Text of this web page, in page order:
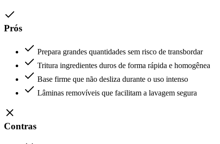
Prós
Prepara grandes quantidades sem risco de transbordar
Tritura ingredientes duros de forma rápida e homogênea
Base firme que não desliza durante o uso intenso
Lâminas removíveis que facilitam a lavagem segura
Contras